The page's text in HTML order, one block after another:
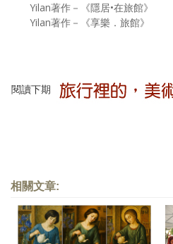
Yilan著作－《隱居•在旅館》
Yilan著作－《享樂．旅館》
閱讀下期
相關文章: